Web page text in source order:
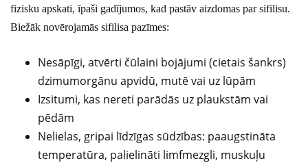
fizisku apskati, īpaši gadījumos, kad pastāv aizdomas par sifilisu.
Biežāk novērojamās sifilisa pazīmes:
Nesāpīgi, atvērti čūlaini bojājumi (cietais šankrs)
dzimumorgānu apvidū, mutē vai uz lūpām
Izsitumi, kas nereti parādās uz plaukstām vai
pēdām
Nelielas, gripai līdzīgas sūdzības: paaugstināta
temperatūra, palielināti limfmezgli, muskuļu